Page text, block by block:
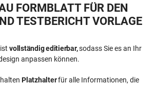
FORMBLATT FÜR DEN
TESTBERICHT VORLAGE
vollständig editierbar,sodass Sie es an Ihr
anpassen können.
Platzhalterfür alle Informationen, die